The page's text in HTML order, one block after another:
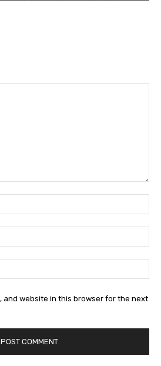
and website in this browser for the next